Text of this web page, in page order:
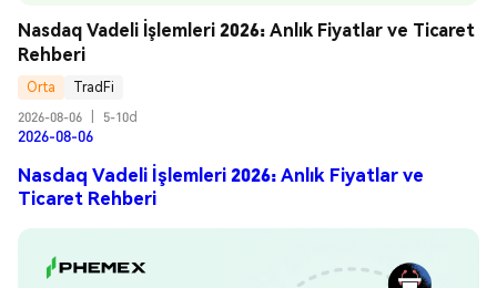
Nasdaq Vadeli İşlemleri 2026: Anlık Fiyatlar ve Ticaret
Rehberi
Orta
TradFi
2026-08-06
5-10d
2026-08-06
Nasdaq Vadeli İşlemleri 2026: Anlık Fiyatlar ve
Ticaret Rehberi